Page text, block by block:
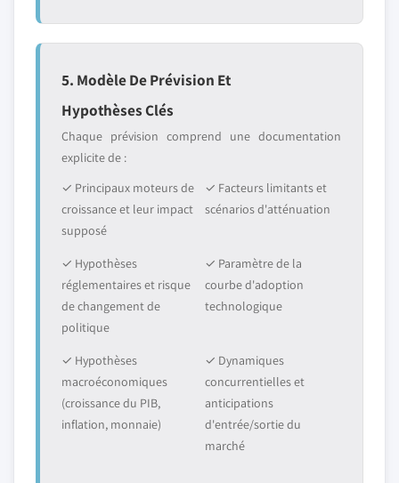
5. Modèle De Prévision Et
Hypothèses Clés
Chaque prévision comprend une documentation
explicite de :
✓ Principaux moteurs de
croissance et leur impact
supposé
✓ Facteurs limitants et
scénarios d'atténuation
✓ Hypothèses
réglementaires et risque
de changement de
politique
✓ Paramètre de la
courbe d'adoption
technologique
✓ Hypothèses
macroéconomiques
(croissance du PIB,
inflation, monnaie)
✓ Dynamiques
concurrentielles et
anticipations
d'entrée/sortie du
marché